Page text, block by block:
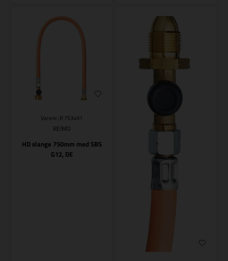
Varenr.: R 753491
REIMO
HD slange 750mm med SBS
G12, DE